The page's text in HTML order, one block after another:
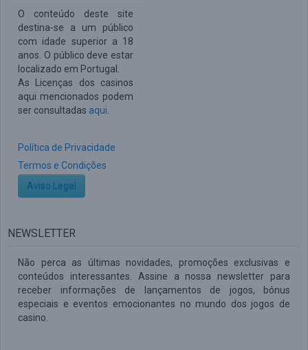
O conteúdo deste site
destina-se a um público
com idade superior a 18
anos. O público deve estar
localizado em Portugal.
As Licenças dos casinos
aqui mencionados podem
ser consultadas aqui
Política de Privacidade
Termos e Condições
Aviso Legal
NEWSLETTER
Não perca as últimas novidades, promoções exclusivas e
conteúdos interessantes. Assine a nossa newsletter para
receber informações de lançamentos de jogos, bónus
especiais e eventos emocionantes no mundo dos jogos de
casino.